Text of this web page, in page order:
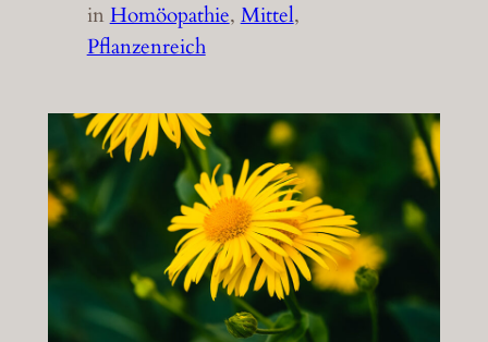
inHomöopathie, Mittel
Pflanzenreich